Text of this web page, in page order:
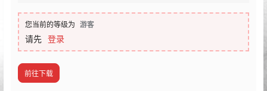
您当前的等级为 游客
请先 登录
前往下载